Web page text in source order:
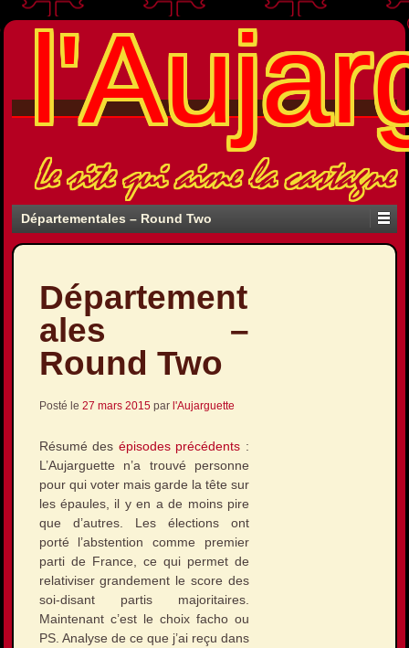
Le site qui aime la castagne
Départementales – Round Two
Département
ales –
Round Two
Posté le 27 mars 2015par l'Aujarguette
Résumé des épisodes précédents :
L’Aujarguette n’a trouvé personne
pour qui voter mais garde la tête sur
les épaules, il y en a de moins pire
que d’autres. Les élections ont
porté l’abstention comme premier
parti de France, ce qui permet de
relativiser grandement le score des
soi-disant partis majoritaires.
Maintenant c’est le choix facho ou
PS. Analyse de ce que j’ai reçu dans